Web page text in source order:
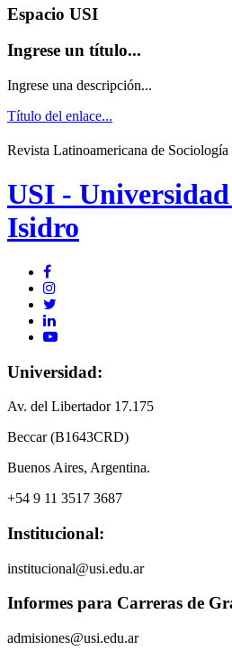
Espacio USI
Ingrese un título...
Ingrese una descripción...
Título del enlace...
Revista Latinoamericana de
USI - Universidad
Isidro
Universidad:
Av. del Libertador 17.175
Beccar (B1643CRD)
Buenos Aires, Argentina.
+54 9 11 3517 3687
Institucional:
institucional@usi.edu.ar
Informes para Carreras de
admisiones@usi.edu.ar